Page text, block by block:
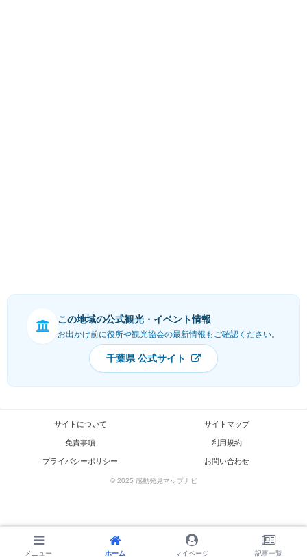
この地域の公式観光・イベント情報
お出かけ前に役所や観光協会の最新情報もご確認ください。
千葉県 公式サイト
メニュー トップ サイドバー
サイトについて サイトマップ
免責事項 利用規約
プライバシーポリシー お問い合わせ
© 2025 感動発見マップナビ
メニュー ホーム マイページ 記事一覧